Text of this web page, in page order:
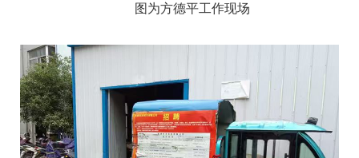
图为方德平工作现场